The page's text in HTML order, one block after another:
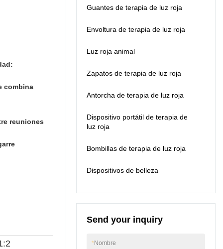
combina
reuniones
de materia prima,
postproducción.La
suministramos la
incorporada.
Guantes de terapia de luz roja
Envoltura de terapia de luz roja
Luz roja animal
Zapatos de terapia de luz roja
Antorcha de terapia de luz roja
Dispositivo portátil de terapia de
luz roja
Bombillas de terapia de luz roja
Dispositivos de belleza
Send your inquiry
*Nombre